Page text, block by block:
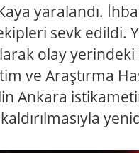
yaralandı.
sevk edildi.
olay
ve Araştırma
Ankara